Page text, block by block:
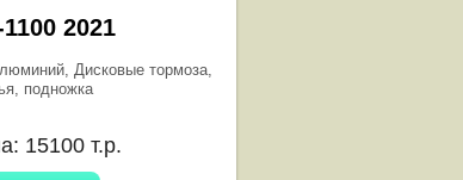
2021
Дисковые тормоза,
подножка
15100 т.р.